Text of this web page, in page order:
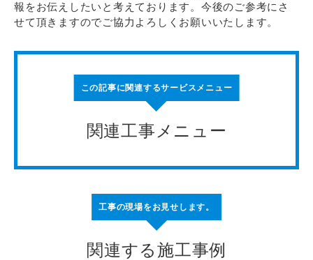
報をお伝えしたいと考えております。今後のご参考にさ
せて頂きますのでご協力よろしくお願いいたします。
この記事に関連するサービスメニュー
関連工事メニュー
工事の現場をお見せします。
関連する施工事例